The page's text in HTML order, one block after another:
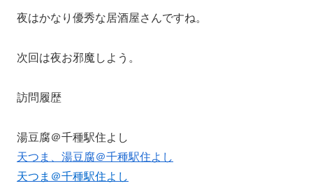
夜はかなり優秀な居酒屋さんですね。
次回は夜お邪魔しよう。
訪問履歴
湯豆腐＠千種駅住よし
天つま、湯豆腐＠千種駅住よし
天つま＠千種駅住よし